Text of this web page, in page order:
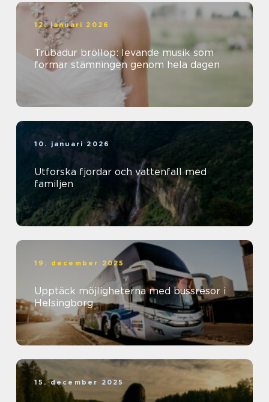
12. januari 2026
Trubadur bröllop: levande musik som
formar stämningen genom hela dagen
10. januari 2026
Utforska fjordar och vattenfall med
familjen
19. december 2025
Upptäck möjligheterna med bussresor i
Helsingborg
15. december 2025